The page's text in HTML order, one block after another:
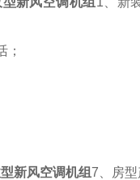
；
新风空调机组7、房型